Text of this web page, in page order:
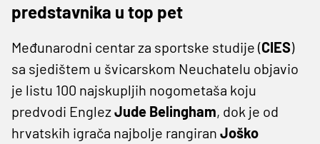
predstavnika u top pet
Međunarodni centar za sportske studije (CIES)
sa sjedištem u švicarskom Neuchatelu objavio
je listu 100 najskupljih nogometaša koju
predvodi EnglezJude Belingham, dok je od
hrvatskih igrača najbolje rangiran Joško